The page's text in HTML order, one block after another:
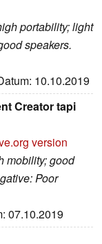
portability; light
speakers.
10.10.2019
Creator tapi
version
mobility; good
Poor
07.10.2019